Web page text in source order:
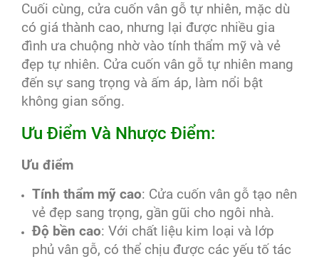
Cuối cùng, cửa cuốn vân gỗ tự nhiên, mặc dù
có giá thành cao, nhưng lại được nhiều gia
đình ưa chuộng nhờ vào tính thẩm mỹ và vẻ
đẹp tự nhiên. Cửa cuốn vân gỗ tự nhiên mang
đến sự sang trọng và ấm áp, làm nổi bật
không gian sống.
Ưu Điểm Và Nhược Điểm:
Ưu điểm
Tính thẩm mỹ cao: Cửa cuốn vân gỗ tạo nên
vẻ đẹp sang trọng, gần gũi cho ngôi nhà.
Độ bền cao: Với chất liệu kim loại và lớp
phủ vân gỗ, có thể chịu được các yếu tố tác